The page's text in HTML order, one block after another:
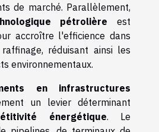
de marché. Parallèlement,
pétrolière est
accroître l'efficience dans
réduisant ainsi les
environnementaux.
en infrastructures
un levier déterminant
énergétique. Le